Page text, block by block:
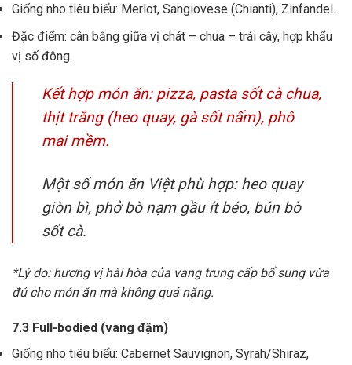
Giống nho tiêu biểu: Merlot, Sangiovese (Chianti), Zinfandel.
Đặc điểm: cân bằng giữa vị chát – chua – trái cây, hợp khẩu
vị số đông.
Kết hợp món ăn: pizza, pasta sốt cà chua,
thịt trắng (heo quay, gà sốt nấm), phô
mai mềm.
Một số món ăn Việt phù hợp: heo quay
giòn bì, phở bò nạm gầu ít béo, bún bò
sốt cà.
*Lý do: hương vị hài hòa của vang trung cấp bổ sung vừa
đủ cho món ăn mà không quá nặng.
7.3 Full-bodied (vang đậm)
Giống nho tiêu biểu: Cabernet Sauvignon, Syrah/Shiraz,